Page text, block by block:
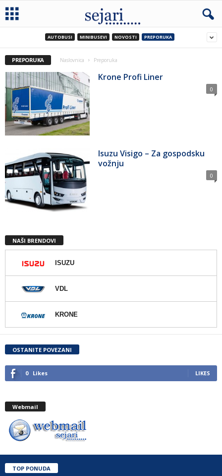
AUTOBUSI MINIBUSEVI NOVOSTI PREPORUKA
PREPORUKA Naslovnica Preporuka
Krone Profi Liner
0
Isuzu Visigo – Za gospodsku
vožnju
0
NAŠI BRENDOVI
ISUZU
VDL
KRONE
OSTANITE POVEZANI
0 Likes LIKES
Webmail
TOP PONUDA